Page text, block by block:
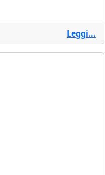
Leggi...